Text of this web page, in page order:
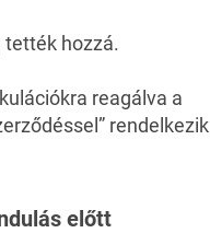
tették hozzá.
reagálva a
rendelkezik
előtt